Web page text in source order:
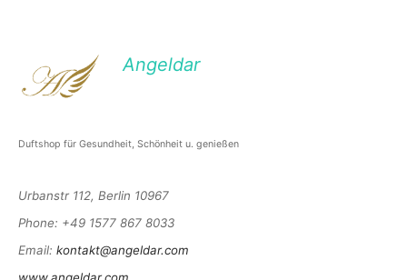
Angeldar
Duftshop für Gesundheit, Schönheit u. genießen
Urbanstr 112, Berlin 10967
Phone: +49 1577 867 8033
Email: kontakt@angeldar.com
www.angeldar.com